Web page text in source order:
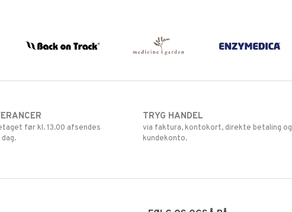
før kl. 13.00 afsendes
TRYG HANDEL
via faktura, kontokort, direkte betaling og
kundekonto.